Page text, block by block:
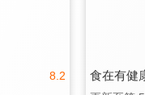
8.2 食在有健